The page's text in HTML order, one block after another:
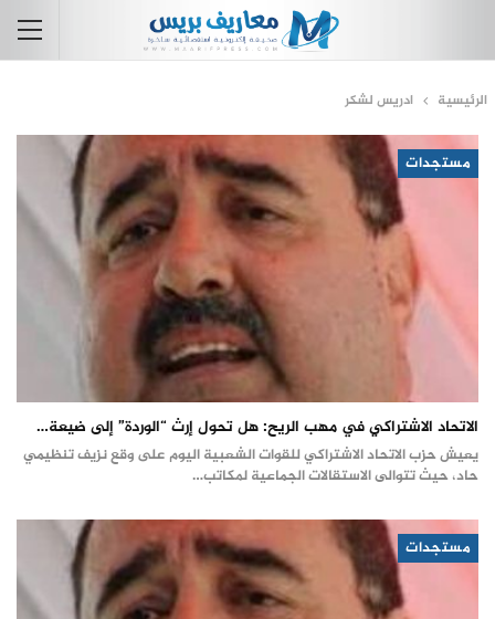
الرئيسية ادريس لشكر
مستجدات
الاتحاد الاشتراكي في مهب الريح: هل تحول إرث “الوردة” إلى ضيعة…
يعيش حزب الاتحاد الاشتراكي للقوات الشعبية اليوم على وقع نزيف تنظيمي
حاد، حيث تتوالى الاستقالات الجماعية لمكاتب…
مستجدات